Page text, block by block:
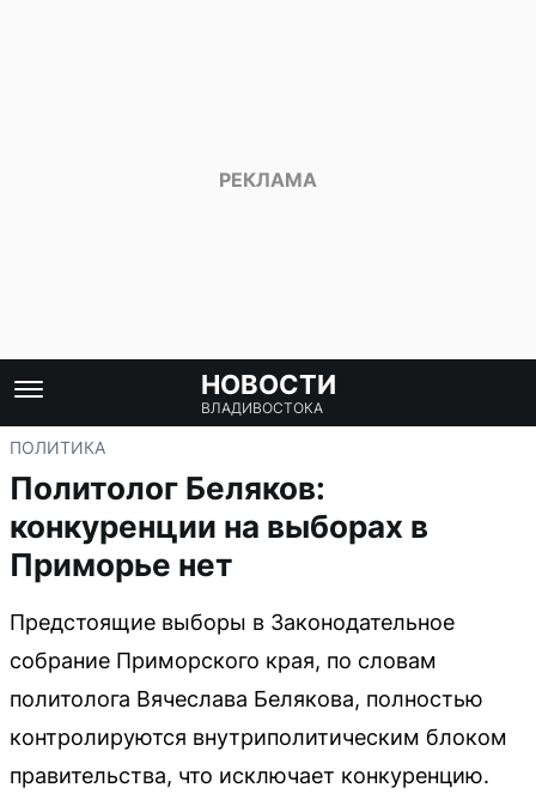
НОВОСТИ
ВЛАДИВОСТОКА
ПОЛИТИКА
Политолог Беляков:
конкуренции на выборах в
Приморье нет
Предстоящие выборы в Законодательное
собрание Приморского края, по словам
политолога Вячеслава Белякова, полностью
контролируются внутриполитическим блоком
правительства, что исключает конкуренцию.